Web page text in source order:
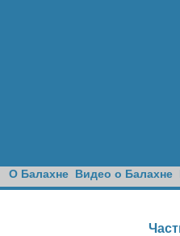
О Балахне Видео о Балахне